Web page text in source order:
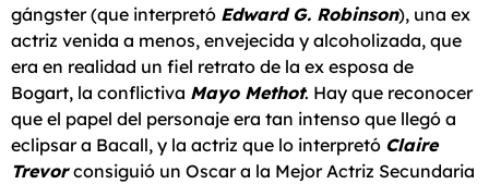
gángster (que interpretó Edward G. Robinson), una ex
actriz venida a menos, envejecida y alcoholizada, que
era en realidad un fiel retrato de la ex esposa de
Bogart, la conflictiva Mayo Methot. Hay que reconocer
que el papel del personaje era tan intenso que llegó a
eclipsar a Bacall, y la actriz que lo interpretó Claire
Trevorconsiguió un Oscar a la Mejor Actriz Secundaria